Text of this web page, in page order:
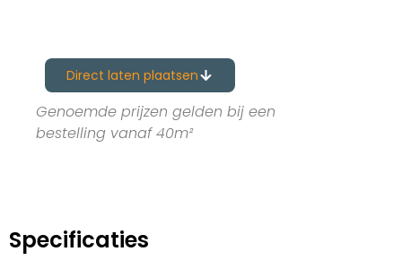
Direct laten plaatsen
Genoemde prijzen gelden bij een
bestelling vanaf 40m²
Specificaties